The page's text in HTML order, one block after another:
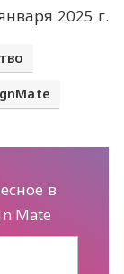
2025 г.
в
Mate